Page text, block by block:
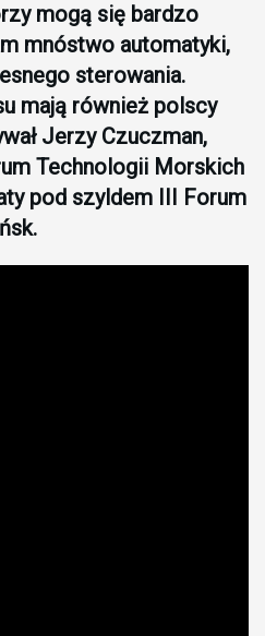
mogą się bardzo
mnóstwo automatyki,
sterowania.
mają również polscy
Jerzy Czuczman,
Technologii Morskich
pod szyldem III Forum